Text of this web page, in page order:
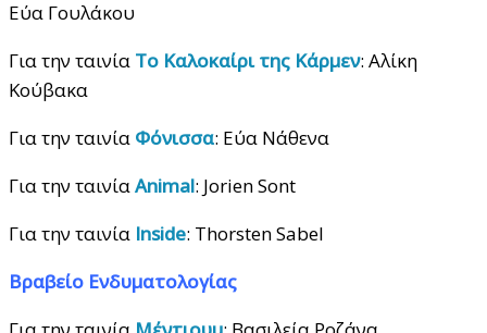
Εύα Γουλάκου
Για την ταινία Το Καλοκαίρι της Κάρμεν: Αλίκη
Κούβακα
Για την ταινία Φόνισσα: Εύα Νάθενα
Για την ταινίαAnimal: Jorien Sont
Για την ταινία Inside: Thorsten Sabel
Βραβείο Ενδυματολογίας